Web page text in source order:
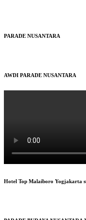
PARADE NUSANTARA
AWDI PARADE NUSANTARA
Hotel Top Malaiboro Yogjakarta